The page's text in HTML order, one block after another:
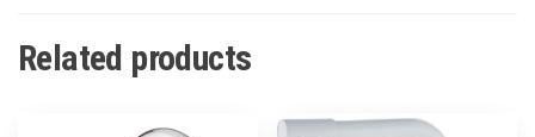
Related products